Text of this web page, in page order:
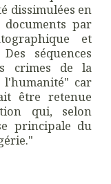
dissimulées en
par
et
séquences
crimes de la
l'humanité" car
être retenue
qui, selon
principale du